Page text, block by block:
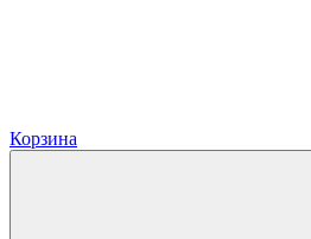
Корзина